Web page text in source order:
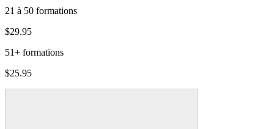
21 à 50 formations
$29.95
51+ formations
$25.95